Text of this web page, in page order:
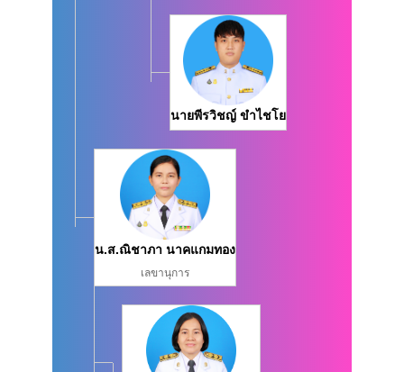
นายพีรวิชญ์ ขำไชโย
น.ส.ณิชาภา นาคแกมทอง
เลขานุการ